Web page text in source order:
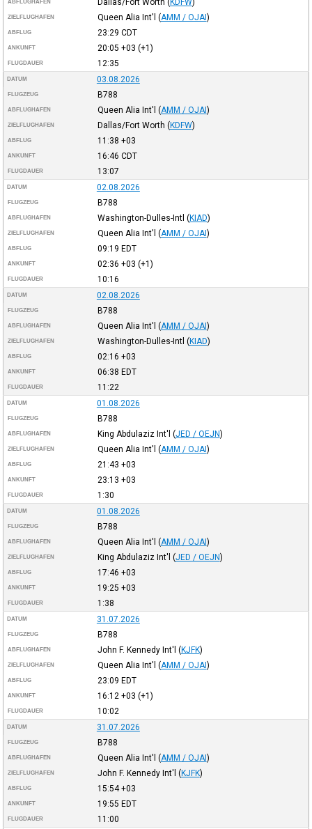
ABFLUGHAFEN
ZIELFLUGHAFEN Queen Alia Int'l (AMM / OJAI)
ABFLUG 23:29 CDT
ANKUNFT 20:05 +03 (+1)
FLUGDAUER 12:35
DATUM 03.08.2026
FLUGZEUG B788
ABFLUGHAFEN Queen Alia Int'l (AMM / OJAI)
ZIELFLUGHAFEN Dallas/Fort Worth (KDFW)
ABFLUG 11:38 +03
ANKUNFT 16:46 CDT
FLUGDAUER 13:07
DATUM 02.08.2026
FLUGZEUG B788
ABFLUGHAFEN Washington-Dulles-Intl (KIAD)
ZIELFLUGHAFEN Queen Alia Int'l (AMM / OJAI)
ABFLUG 09:19 EDT
ANKUNFT 02:36 +03 (+1)
FLUGDAUER 10:16
DATUM 02.08.2026
FLUGZEUG B788
ABFLUGHAFEN Queen Alia Int'l (AMM / OJAI)
ZIELFLUGHAFEN Washington-Dulles-Intl (KIAD)
ABFLUG 02:16 +03
ANKUNFT 06:38 EDT
FLUGDAUER 11:22
DATUM 01.08.2026
FLUGZEUG B788
ABFLUGHAFEN King Abdulaziz Int'l (JED / OEJN)
ZIELFLUGHAFEN Queen Alia Int'l (AMM / OJAI)
ABFLUG 21:43 +03
ANKUNFT 23:13 +03
FLUGDAUER 1:30
DATUM 01.08.2026
FLUGZEUG B788
ABFLUGHAFEN Queen Alia Int'l (AMM / OJAI)
ZIELFLUGHAFEN King Abdulaziz Int'l (JED / OEJN)
ABFLUG 17:46 +03
ANKUNFT 19:25 +03
FLUGDAUER 1:38
DATUM 31.07.2026
FLUGZEUG B788
ABFLUGHAFEN John F. Kennedy Int'l (KJFK)
ZIELFLUGHAFEN Queen Alia Int'l (AMM / OJAI)
ABFLUG 23:09 EDT
ANKUNFT 16:12 +03 (+1)
FLUGDAUER 10:02
DATUM 31.07.2026
FLUGZEUG B788
ABFLUGHAFEN Queen Alia Int'l (AMM / OJAI)
ZIELFLUGHAFEN John F. Kennedy Int'l (KJFK)
ABFLUG 15:54+03
ANKUNFT 19:55 EDT
FLUGDAUER 11:00